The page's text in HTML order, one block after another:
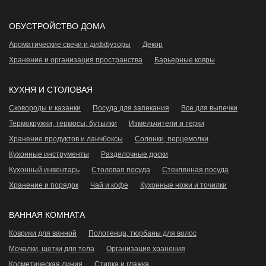
ОБУСТРОЙСТВО ДОМА
Ароматические свечи и диффузоры
Декор
Хранение и организация пространства
Барьерные ковры
КУХНЯ И СТОЛОВАЯ
Сковороды и казанки Посуда для запекания
Все для выпечки
Термокружки, термосы, бутылки
Измельчители и терки
Хранение продуктов и ланчбоксы
Сoлонки, перцемолки
Кухонные инструменты
Разделочные доски
Кухонный инвентарь
Столовая посуда
Стеклянная посуда
Хранение и порядок
Чай и кофе Кухонные ножи и точилки
ВАННАЯ КОМНАТА
Коврики для ванной
Полотенца, тюрбаны для волос
Мочалки, щетки для тела
Организация хранения